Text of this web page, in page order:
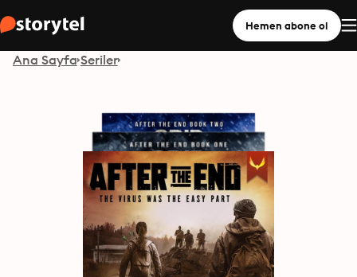
Hemen abone ol
Ana Sayfa Seriler